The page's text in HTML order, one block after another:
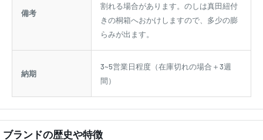
備考
割れる場合があります。のしは真田紐付
きの桐箱へおかけしますので、多少の膨
らみが出ます。
納期
3~5営業日程度（在庫切れの場合＋3週
間）
ブランドの歴史や特徴